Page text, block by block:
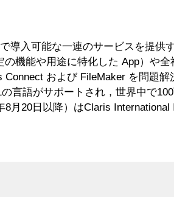
入可能な一連のサービスを提供
機能や用途に特化した App）や
および FileMaker を問題
言語がサポートされ，世界中で
月20日以降）はClaris International